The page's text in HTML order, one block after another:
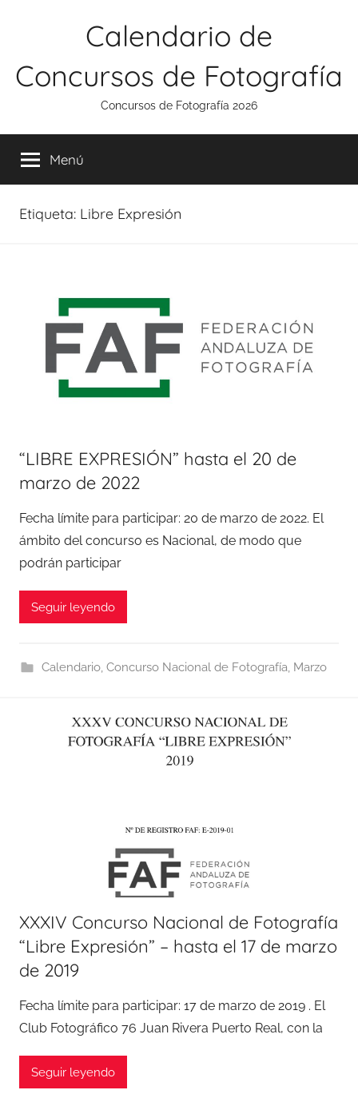
Calendario de
Concursos de Fotografía
Concursos de Fotografía 2026
Menú
Etiqueta: Libre Expresión
“LIBRE EXPRESIÓN” hasta el 20 de
marzo de 2022
Fecha límite para participar: 20 de marzo de 2022. El
ámbito del concurso es Nacional, de modo que
podrán participar
Seguir leyendo
Calendario, Concurso Nacional de Fotografía, Marzo
XXXIV Concurso Nacional de Fotografía
“Libre Expresión” – hasta el 17 de marzo
de 2019
Fecha límite para participar: 17 de marzo de 2019 . El
Club Fotográfico 76 Juan Rivera Puerto Real, con la
Seguir leyendo